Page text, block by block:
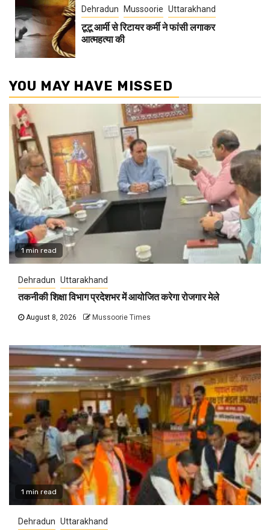
Dehradun Mussoorie Uttarakhand
टूटू आर्मी से रिटायर कर्मी ने फांसी लगाकर
आत्महत्या की
YOU MAY HAVE MISSED
1 min read
Dehradun Uttarakhand
तकनीकी शिक्षा विभाग प्रदेशभर में आयोजित करेगा रोजगार मेले
August 8, 2026 Mussoorie Times
1 min read
Dehradun Uttarakhand